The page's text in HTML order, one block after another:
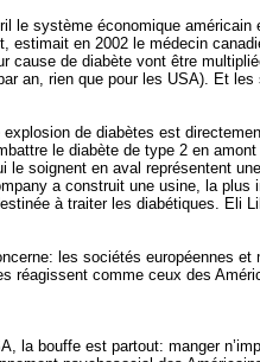
le système économique
estimait en 2002 le médecin
cause de diabète vont être
an, rien que pour les USA). Et
de diabètes est
le diabète de type 2 en
le soignent en aval représentent
a construit une usine, la
à traiter les diabétiques. Eli
les sociétés européen­nes
réa­gissent comme ceux des
la bouffe est partout: manger